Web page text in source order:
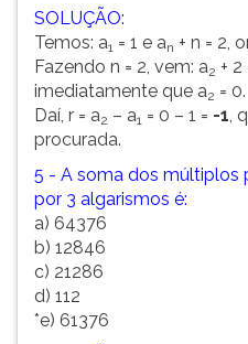
SOLUÇÃO:
Temos: a1 = 1 e an + n = 2,
Fazendo n = 2, vem: a2 +
imediatamente que a2 = 0.
Daí, r = a2 – a1 = 0 – 1 = -1,
procurada.
5 - A soma dos múltiplos
por 3 algarismos é:
a) 64376
b) 12846
c) 21286
d) 112
*e) 61376